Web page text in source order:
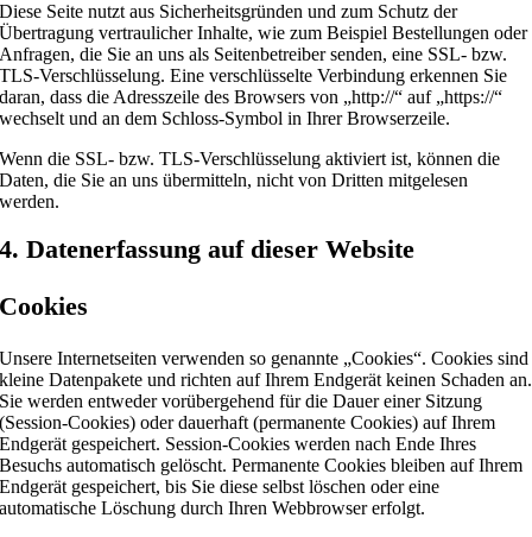
Diese Seite nutzt aus Sicherheitsgründen und zum Schutz der
Übertragung vertraulicher Inhalte, wie zum Beispiel Bestellungen oder
Anfragen, die Sie an uns als Seitenbetreiber senden, eine SSL- bzw.
TLS-Verschlüsselung. Eine verschlüsselte Verbindung erkennen Sie
daran, dass die Adresszeile des Browsers von „http://“ auf „https://“
wechselt und an dem Schloss-Symbol in Ihrer Browserzeile.
Wenn die SSL- bzw. TLS-Verschlüsselung aktiviert ist, können die
Daten, die Sie an uns übermitteln, nicht von Dritten mitgelesen
werden.
4. Datenerfassung auf dieser Website
Cookies
Unsere Internetseiten verwenden so genannte „Cookies“. Cookies sind
kleine Datenpakete und richten auf Ihrem Endgerät keinen Schaden an.
Sie werden entweder vorübergehend für die Dauer einer Sitzung
(Session-Cookies) oder dauerhaft (permanente Cookies) auf Ihrem
Endgerät gespeichert. Session-Cookies werden nach Ende Ihres
Besuchs automatisch gelöscht. Permanente Cookies bleiben auf Ihrem
Endgerät gespeichert, bis Sie diese selbst löschen oder eine
automatische Löschung durch Ihren Webbrowser erfolgt.